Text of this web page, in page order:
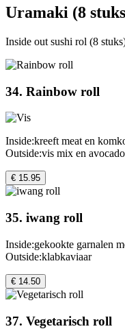
Uramaki (8
Inside out sushi rol (8
34. Rainbow roll
Inside:kreeft meat en
Outside:vis mix en avocado
€ 15.95
35. iwang roll
Inside:gekookte garnalen
Outside:klabkaviaar
€ 14.50
37. Vegetarisch roll